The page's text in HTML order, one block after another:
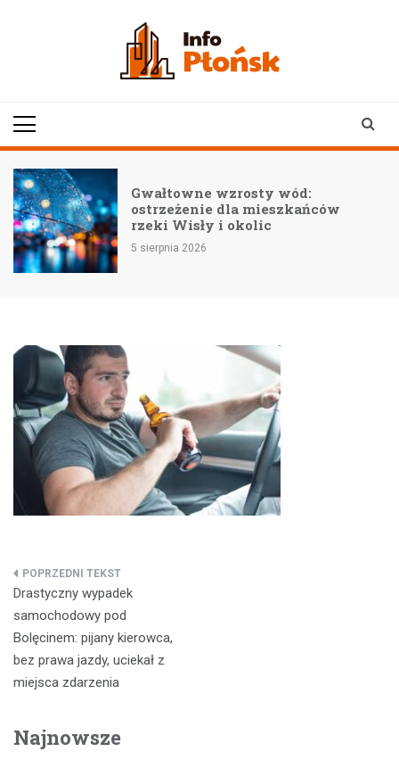
Gwałtowne wzrosty wód:
ostrzeżenie dla mieszkańców
rzeki Wisły i okolic
5 sierpnia 2026
Nawigacja
wpisu
Drastyczny wypadek
samochodowy pod
Bolęcinem: pijany kierowca,
bez prawa jazdy, uciekał z
miejsca zdarzenia
Najnowsze